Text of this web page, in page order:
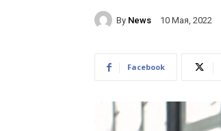
By News 10 Мая, 2022
Facebook